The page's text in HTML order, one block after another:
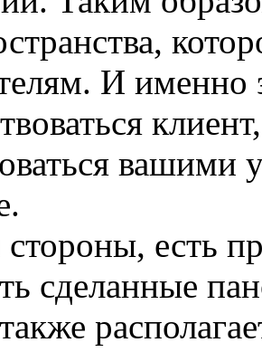
И именно
вашими
есть
сделанные